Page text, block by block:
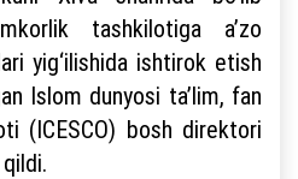
tashkilotiga a’zo
yig‘ilishida ishtirok etish
Islom dunyosi ta’lim, fan
(ICESCO) bosh direktori